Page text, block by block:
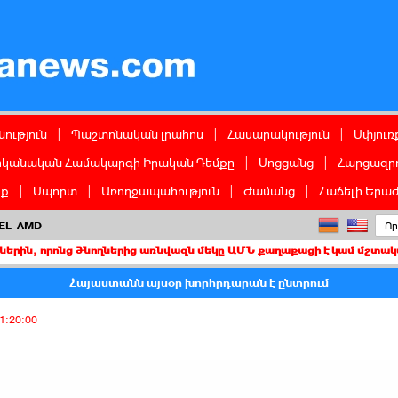
Պաշտոնական լրահոս Հասարակություն
Համակարգի Իրական Դեմքը Սոցցանց
Սպորտ Առողջապահություն Ժամանց Հաճելի
AMD
ծնողներից առնվազն մեկը ԱՄՆ քաղաքացի է կամ մշտական բնակիչ
Հայաստանն այսօր խորհրդարան է ընտրում